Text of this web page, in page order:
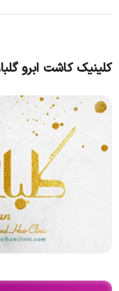
کلینیک کاشت ابرو